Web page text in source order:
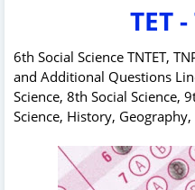
TET
6th Social Science TNTET,
and Additional Questions
Science, 8th Social Science,
Science, History,